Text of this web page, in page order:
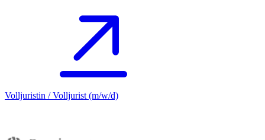
Volljuristin / Volljurist (m/w/d)